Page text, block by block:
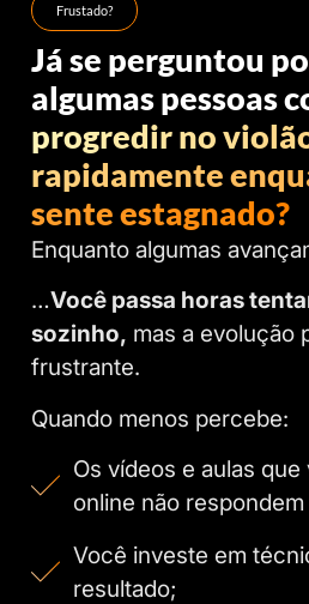
Frustado?
Já se perguntou
algumas pessoas
progredir no
rapidamente
sente estagnado?
Enquanto algumas
…Você passa horas
sozinho, mas a evolução
frustrante.
Quando menos percebe:
Os vídeos e aulas
online não
Você investe em
resultado;